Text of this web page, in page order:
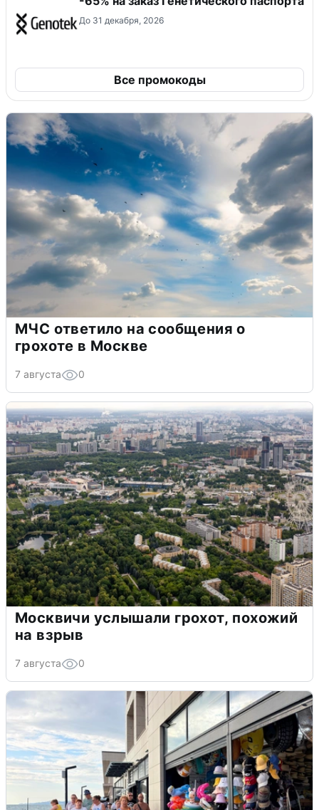
До 31 декабря, 2026
Все промокоды
МЧС ответило на сообщения о
грохоте в Москве
7 августа 0
Москвичи услышали грохот, похожий
на взрыв
7 августа 0